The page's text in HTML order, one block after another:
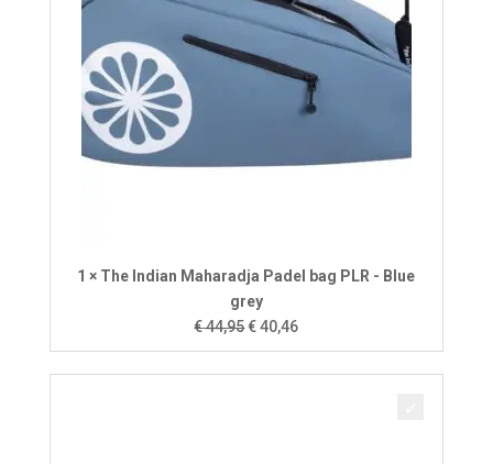
1 × The Indian Maharadja Padel bag PLR - Blue
grey
€44,95Oorspronkelijke
prijs
was:
€40,46Huidige
prijs
is: